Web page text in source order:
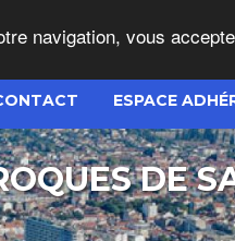
navigation, vous
ESPACE
DE